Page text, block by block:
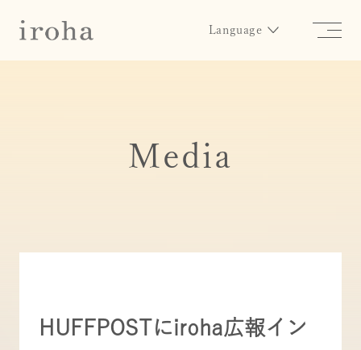
Language
Media
HUFFPOSTにiroha広報イン